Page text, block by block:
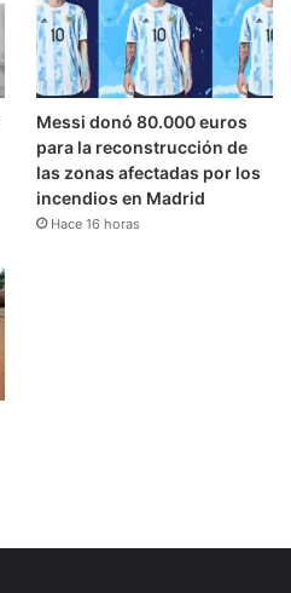
Messi donó 80.000 euros
para la reconstrucción de
las zonas afectadas por los
incendios en Madrid
Hace 16 horas